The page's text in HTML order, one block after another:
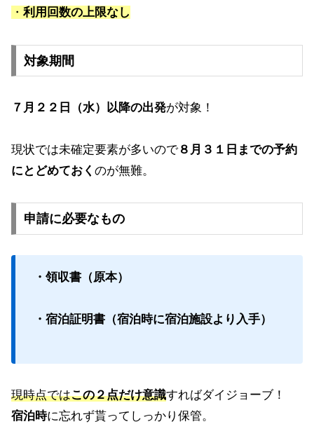
・ 利用回数の上限なし
対象期間
７月２２日（水）以降の出発が対象！
現状では未確定要素が多いので８月３１日までの予約
にとどめておく のが無難。
申請に必要なもの
・領収書（原本）
・宿泊証明書（宿泊時に宿泊施設より入手）
現時点ではこの２点だけ意識すればダイジョーブ！
宿泊時に忘れず貰ってしっかり保管。